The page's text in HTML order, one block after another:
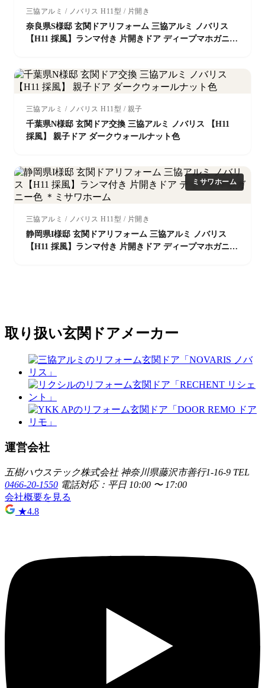
三協アルミ / ノバリス H11型 / 片開き
奈良県S様邸 玄関ドアリフォーム 三協アルミ ノバリス
【H11 採風】ランマ付き 片開きドア ディープマホガニー
三協アルミ / ノバリス H11型 / 親子
千葉県N様邸 玄関ドア交換 三協アルミ ノバリス 【H11
採風】 親子ドア ダークウォールナット色
ミサワホーム
三協アルミ / ノバリス H11型 / 片開き
静岡県I様邸 玄関ドアリフォーム 三協アルミ ノバリス
【H11 採風】ランマ付き 片開きドア ディープマホガニー
取り扱い玄関ドアメーカー
運営会社
五樹ハウステック株式会社神奈川県藤沢市善行1-16-9 TEL
0466-20-1550 電話対応：平日 10:00 〜 17:00
会社概要を見る
★4.8